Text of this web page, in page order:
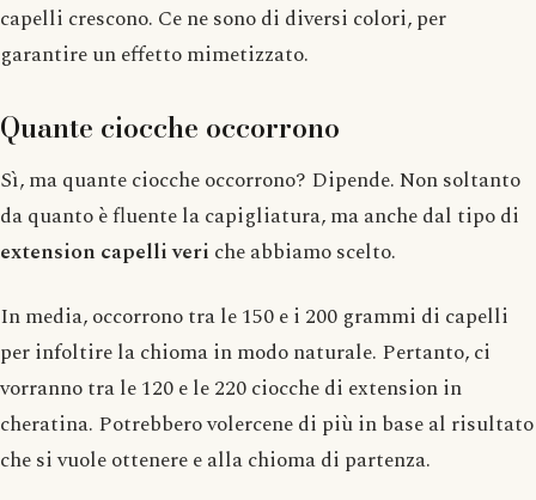
capelli crescono. Ce ne sono di diversi colori, per
garantire un effetto mimetizzato.
Quante ciocche occorrono
Sì, ma quante ciocche occorrono? Dipende. Non soltanto
da quanto è fluente la capigliatura, ma anche dal tipo di
extension capelli veri che abbiamo scelto.
In media, occorrono tra le 150 e i 200 grammi di capelli
per infoltire la chioma in modo naturale. Pertanto, ci
vorranno tra le 120 e le 220 ciocche di extension in
cheratina. Potrebbero volercene di più in base al risultato
che si vuole ottenere e alla chioma di partenza.